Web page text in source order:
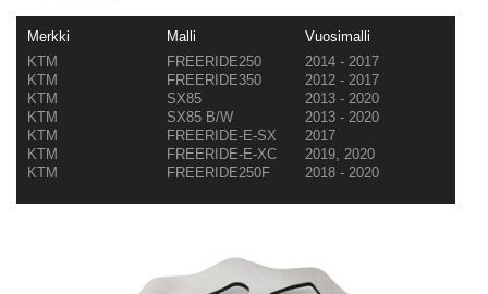
Merkki Malli
Vuosimalli
KTM
FREERIDE250
2014 - 2017
KTM
FREERIDE350
2012 - 2017
KTM
SX85
2013 - 2020
KTM
SX85 B/W
2013 - 2020
KTM
FREERIDE-E-SX
2017
KTM
FREERIDE-E-XC
2019, 2020
KTM
FREERIDE250F 2018 - 2020